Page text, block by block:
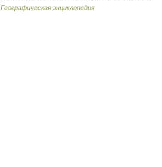
Географическая энциклопедия